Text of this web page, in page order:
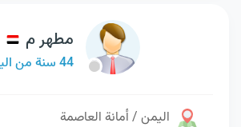
مطهر م
44 سنة من اليمن
اليمن / أمانة العاصمة